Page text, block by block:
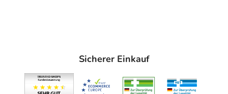
Sicherer Einkauf